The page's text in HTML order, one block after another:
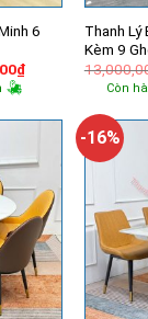
6
₫Giá
hiện
13,290,000₫.
Thanh Lý
Kèm 9
Còn
-16%